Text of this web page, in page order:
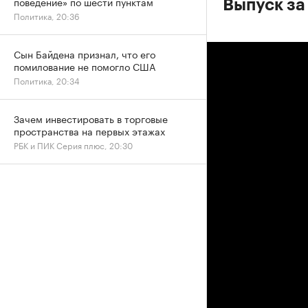
Выпуск
Политика, 20:36
Сын Байдена признал, что его
помилование не помогло США
Политика, 20:34
Зачем инвестировать в торговые
пространства на первых этажах
РБК и ПИК Серия плюс, 20:30